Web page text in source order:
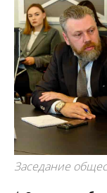
Заседание